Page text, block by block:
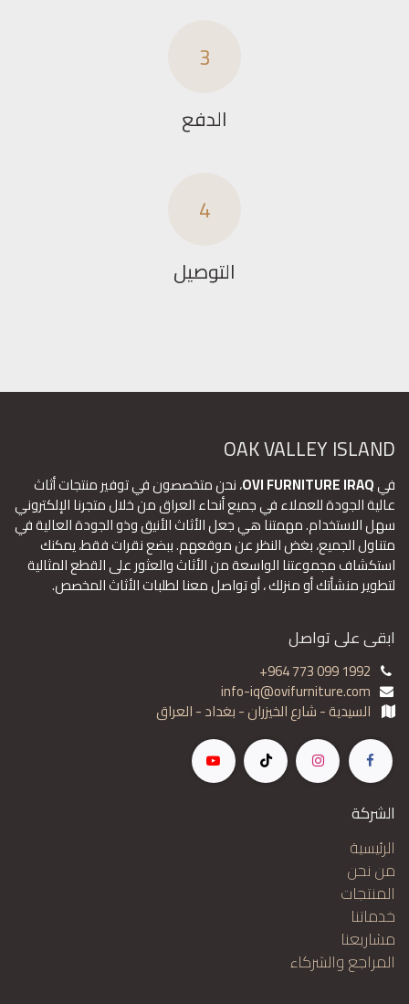
4
التوصيل
3
الدفع
OAK VALLEY ISLAND
فيOVI FURNITURE IRAQ، نحن متخصصون في توفير منتجات أثاث
عالية الجودة للعملاء في جميع أنحاء العراق من خلال متجرنا الإلكتروني
سهل الاستخدام. مهمتنا هي جعل الأثاث الأنيق وذو الجودة العالية في
متناول الجميع، بغض النظر عن موقعهم. ببضع نقرات فقط، يمكنك
استكشاف مجموعتنا الواسعة من الأثاث والعثور على القطع المثالية
لتطوير منشأتك أو منزلك ، أو تواصل معنا لطلبات الأثاث المخصص.
ابقى على تواصل
+964 773 099 1992
info-iq@ovifurniture.com
السيدية - شارع الخيزران - بغداد - العراق
الشركة
الرئيسية
من نحن
المنتجات
خدماتنا
مشاريعنا
المراجع والشركاء